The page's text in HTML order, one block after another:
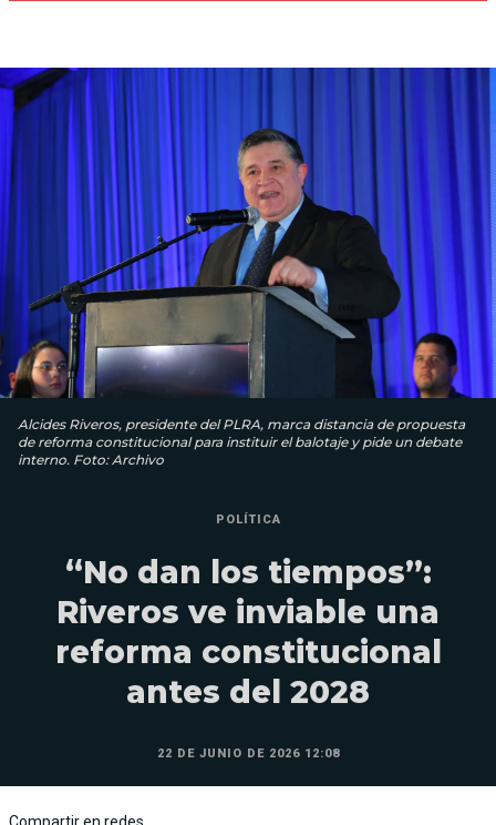
Alcides Riveros, presidente del PLRA, marca distancia de propuesta
de reforma constitucional para instituir el balotaje y pide un debate
interno. Foto: Archivo
POLÍTICA
“No dan los tiempos”:
Riveros ve inviable una
reforma constitucional
antes del 2028
22 DE JUNIO DE 2026 12:08